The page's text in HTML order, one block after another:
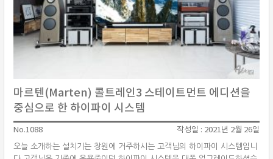
마르텐(Marten) 콜트레인3 스테이트먼트 에디션을
중심으로 한 하이파이 시스템
No.1088 작성일 : 2021년 2월 26일
오늘 소개하는 설치기는 창원에 거주하시는 고객님의 하이파이 시스템입니